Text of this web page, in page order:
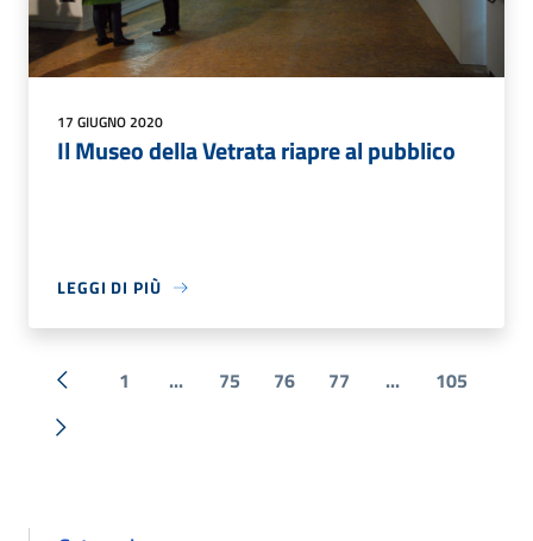
17 GIUGNO 2020
Il Museo della Vetrata riapre al pubblico
LEGGI DI PIÙ
« Precedente
1 ... 75 76 77 ... 105
Successiva »